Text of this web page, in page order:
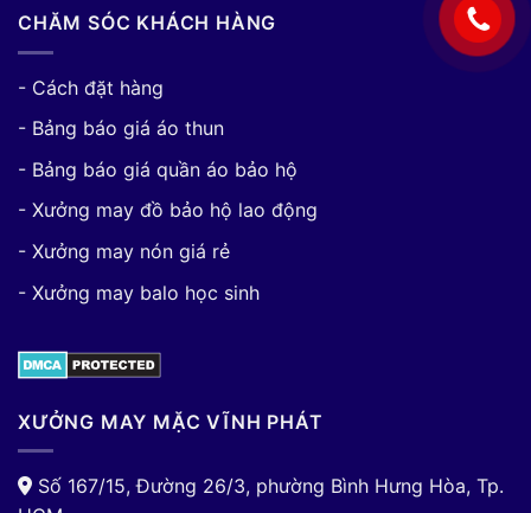
CHĂM SÓC KHÁCH HÀNG
- Cách đặt hàng
- Bảng báo giá áo thun
- Bảng báo giá quần áo bảo hộ
- Xưởng may đồ bảo hộ lao động
- Xưởng may nón giá rẻ
- Xưởng may balo học sinh
XƯỞNG MAY MẶC VĨNH PHÁT
Số 167/15, Đường 26/3, phường Bình Hưng Hòa, Tp.